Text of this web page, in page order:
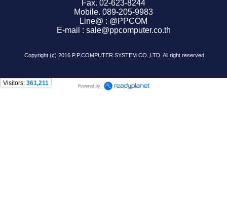
Fax. 02-623-8244
Mobile. 089-205-9983
Line@ : @PPCOM
E-mail : sale@ppcomputer.co.th
Copyright (c) 2016 P.P.COMPUTER SYSTEM CO.,LTD. All right reserved
Visitors: 361,211